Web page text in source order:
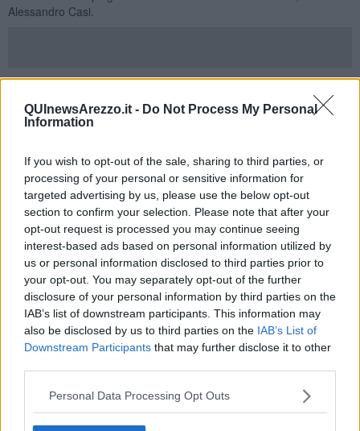
QUInewsArezzo.it - Do Not Process My Personal
Information
If you wish to opt-out of the sale, sharing to third parties, or
processing of your personal or sensitive information for
targeted advertising by us, please use the below opt-out
section to confirm your selection. Please note that after your
opt-out request is processed you may continue seeing
interest-based ads based on personal information utilized by
us or personal information disclosed to third parties prior to
your opt-out. You may separately opt-out of the further
disclosure of your personal information by third parties on the
IAB’s list of downstream participants. This information may
also be disclosed by us to third parties on the IAB’s List of
Downstream Participants that may further disclose it to other
Personal Data Processing Opt Outs
Alessandro Casi.
"Risistemati inoltre i vialetti dell’area verde adiacente la chiesa di
Santa Croce con l’installazione di nuovi arredi, la sistemazione dei
muretti e la piantumazione di nuovi arbusti" termina Casi illustrando
così un intervento di riqualificazione per una zona centrale della